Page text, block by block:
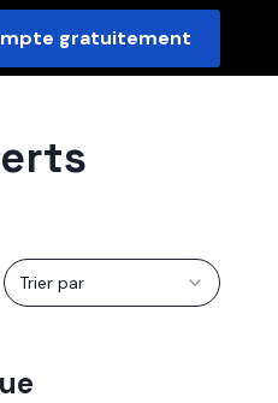
gratuitement
Trier par